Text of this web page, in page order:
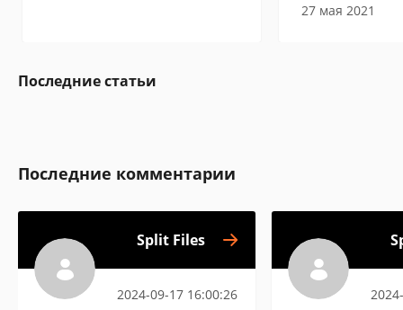
27 мая 2021
Последние статьи
Последние комментарии
Split Files
2024-09-17 16:00:26